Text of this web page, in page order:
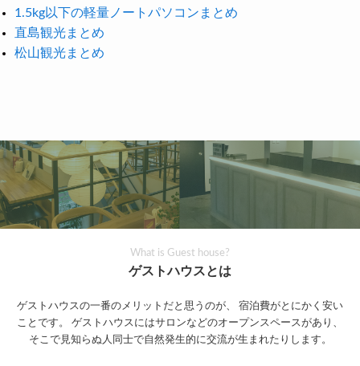
1.5kg以下の軽量ノートパソコンまとめ
直島観光まとめ
松山観光まとめ
What is Guest house?
ゲストハウスとは
ゲストハウスの一番のメリットだと思うのが、
宿泊費がとにかく安い
ことです。
ゲストハウスにはサロンなどのオープンスペースがあり、
そこで見知らぬ人同士で自然発生的に交流が生まれたりします。